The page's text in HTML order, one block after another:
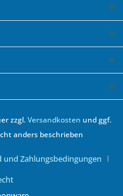
zzgl.Versandkosten und ggf.
anders beschrieben
und Zahlungsbedingungen